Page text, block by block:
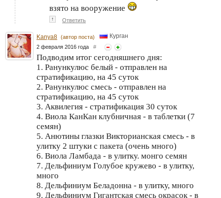
взято на вооружение
↑ Ответить
Kanya8 (автор поста) Курган
2 февраля 2016 года #
Подводим итог сегодняшнего дня:
1. Ранункулюс белый - отправлен на
стратификацию, на 45 суток
2. Ранункулюс смесь - отправлен на
стратификацию, на 45 суток
3. Аквилегия - стратификация 30 суток
4. Виола КанКан клубничная - в таблетки (7
семян)
5. Анютины глазки Викторианская смесь - в
улитку 2 штуки с пакета (очень много)
6. Виола Ламбада - в улитку. монго семян
7. Дельфиниум Голубое кружево - в улитку,
много
8. Дельфиниум Беладонна - в улитку, много
9. Дельфиниум Гигантская смесь окрасок - в